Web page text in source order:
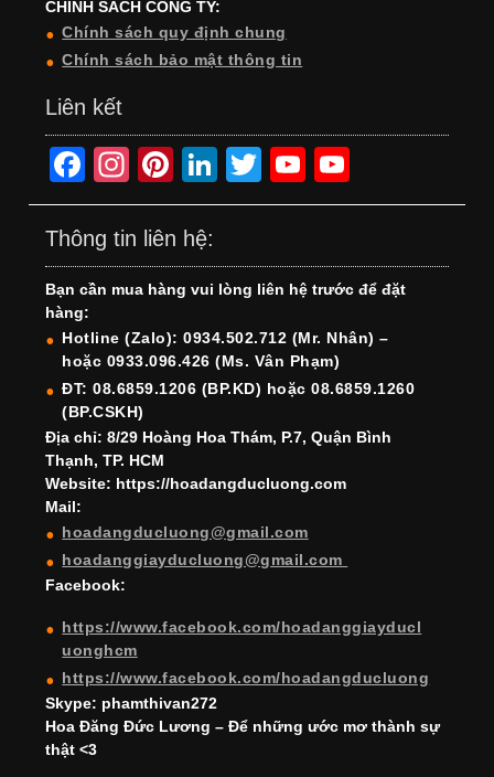
CHÍNH SÁCH CÔNG TY:
Chính sách quy định chung
Chính sách bảo mật thông tin
Liên kết
F
a
c
e
b
o
o
k
In
st
a
gr
a
m
Pi
nt
er
e
st
Li
n
e
dI
n
T
wi
er
Y
o
T
u
b
e
o
T
u
b
e
h
Thông tin liên hệ:
Bạn cần mua hàng vui lòng liên hệ trước để đặt
hàng:
Hotline (Zalo): 0934.502.712 (Mr. Nhân) –
hoặc 0933.096.426 (Ms. Vân Phạm)
ĐT: 08.6859.1206 (BP.KD) hoặc 08.6859.1260
(BP.CSKH)
Địa chỉ: 8/29 Hoàng Hoa Thám, P.7, Quận Bình
Thạnh, TP. HCM
Website: https://hoadangducluong.com
Mail:
hoadangducluong@gmail.com
hoadanggiayducluong@gmail.com
Facebook:
https://www.facebook.com/hoadanggiayducl
uonghcm
https://www.facebook.com/hoadangducluong
Skype: phamthivan272
Hoa Đăng Đức Lương – Để những ước mơ thành sự
thật <3